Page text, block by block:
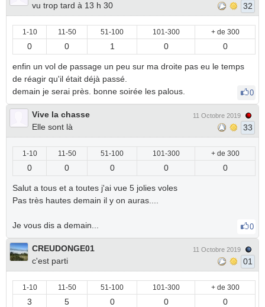
vu trop tard à 13 h 30
32
1-10 11-50 51-100 101-300 + de 300
0 0 1 0 0
enfin un vol de passage un peu sur ma droite pas eu le temps
de réagir qu'il était déjà passé.
demain je serai près. bonne soirée les palous.
0
Vive la chasse
Elle sont là
11 Octobre 2019
33
1-10 11-50 51-100 101-300 + de 300
0 0 0 0 0
Salut a tous et a toutes j'ai vue 5 jolies voles
Pas très hautes demain il y on auras....
Je vous dis a demain... 0
CREUDONGE01
c'est parti
11 Octobre 2019
01
1-10 11-50 51-100 101-300 + de 300
3 5 0 0 0